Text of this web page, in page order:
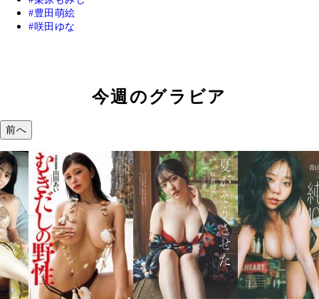
豊田萌絵
咲田ゆな
今週のグラビア
前へ
溝端 葵『もう
つの、あおい
で。』